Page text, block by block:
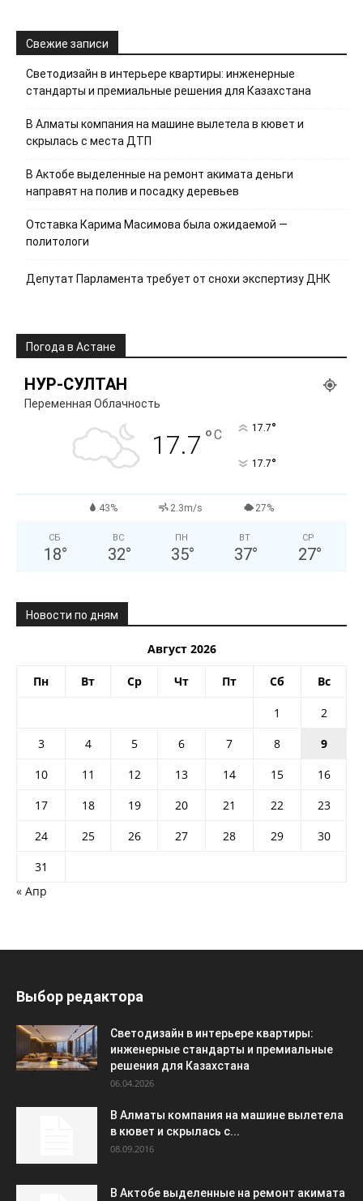
Свежие записи
Светодизайн в интерьере квартиры: инженерные
стандарты и премиальные решения для Казахстана
В Алматы компания на машине вылетела в кювет и
скрылась с места ДТП
В Актобе выделенные на ремонт акимата деньги
направят на полив и посадку деревьев
Отставка Карима Масимова была ожидаемой —
политологи
Депутат Парламента требует от снохи экспертизу ДНК
Погода в Астане
НУР-СУЛТАН
Переменная Облачность
17.7 °C 17.7°
17.7°
43% 2.3m/s 27%
СБ
18°
ВС
32°
ПН
35°
ВТ
37°
СР
27°
Новости по дням
Август 2026
Пн Вт Ср Чт Пт Сб Вс
1
2
3
4 5 6 7 8
9
10
11 12 13 14 15
16
17
18 19 20 21 22
23
24
25 26 27 28 29
30
31
« Апр
Выбор редактора
Светодизайн в интерьере квартиры:
инженерные стандарты и премиальные
решения для Казахстана
06.04.2026
В Алматы компания на машине вылетела
в кювет и скрылась с...
08.09.2016
В Актобе выделенные на ремонт акимата